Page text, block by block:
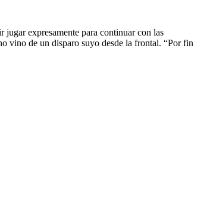
expresamente para continuar con las
vino de un disparo suyo desde la frontal. “Por fin